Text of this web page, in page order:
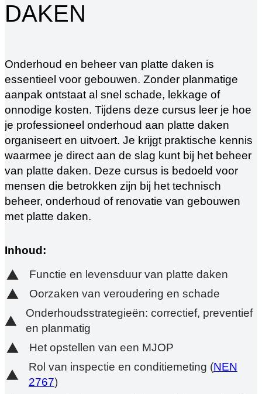
DAKEN
Onderhoud en beheer van platte daken is
essentieel voor gebouwen. Zonder planmatige
aanpak ontstaat al snel schade, lekkage of
onnodige kosten. Tijdens deze cursus leer je hoe
je professioneel onderhoud aan platte daken
organiseert en uitvoert. Je krijgt praktische kennis
waarmee je direct aan de slag kunt bij het beheer
van platte daken. Deze cursus is bedoeld voor
mensen die betrokken zijn bij het technisch
beheer, onderhoud of renovatie van gebouwen
met platte daken.
Inhoud:
Functie en levensduur van platte daken
Oorzaken van veroudering en schade
Onderhoudsstrategieën: correctief, preventief
en planmatig
Het opstellen van een MJOP
Rol van inspectie en conditiemeting (NEN
2767)